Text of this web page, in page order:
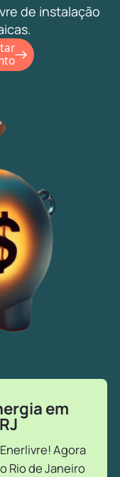
de instalação
em
Agora
Rio de Janeiro